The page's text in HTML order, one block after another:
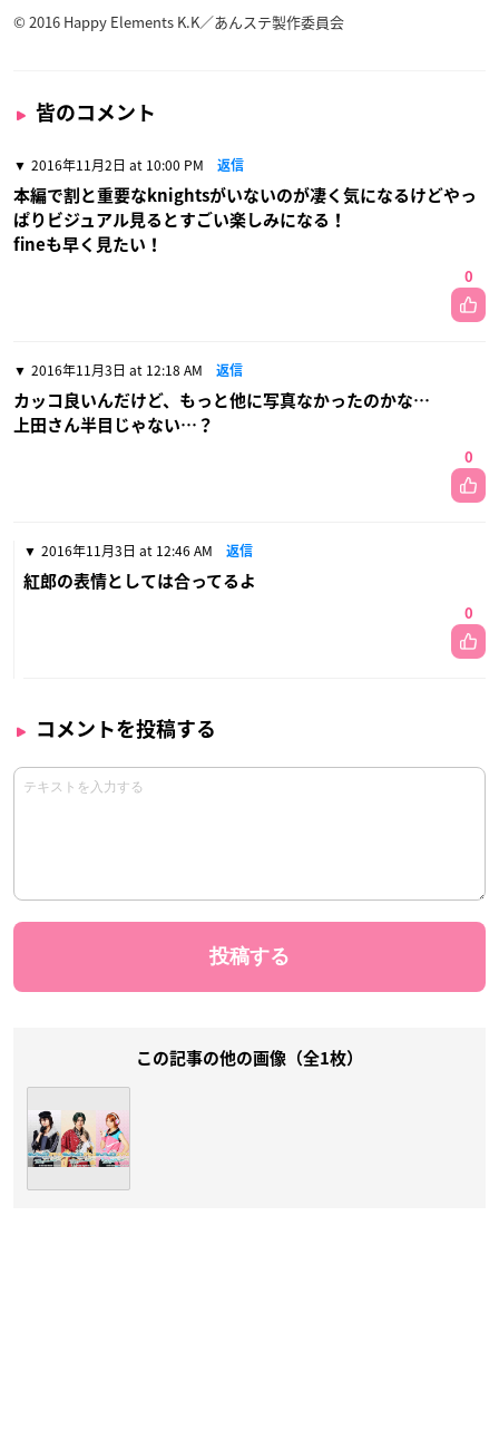
© 2016 Happy Elements K.K／あんステ製作委員会
皆のコメント
2016年11月2日 at 10:00 PM 返信
本編で割と重要なknightsがいないのが凄く気になるけどやっ
ぱりビジュアル見るとすごい楽しみになる！
fineも早く見たい！
0
2016年11月3日 at 12:18 AM 返信
カッコ良いんだけど、もっと他に写真なかったのかな…
上田さん半目じゃない…？
0
2016年11月3日 at 12:46 AM 返信
紅郎の表情としては合ってるよ
0
コメントを投稿する
この記事の他の画像（全1枚）